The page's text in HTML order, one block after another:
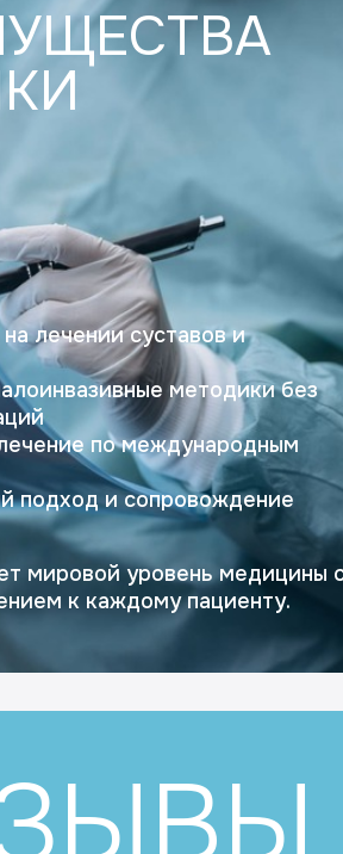
лечении суставов и
методики без
по международным
подход и сопровождение
мировой уровень медицины
к каждому пациенту.